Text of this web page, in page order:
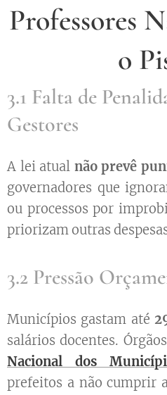
Professores
o
3.1 Falta de
Gestores
A lei atual não prevê
governadores que
ou processos por
priorizam outras
3.2 Pressão
Municípios gastam até
salários docentes.
Nacional dos
prefeitos a não cumprir